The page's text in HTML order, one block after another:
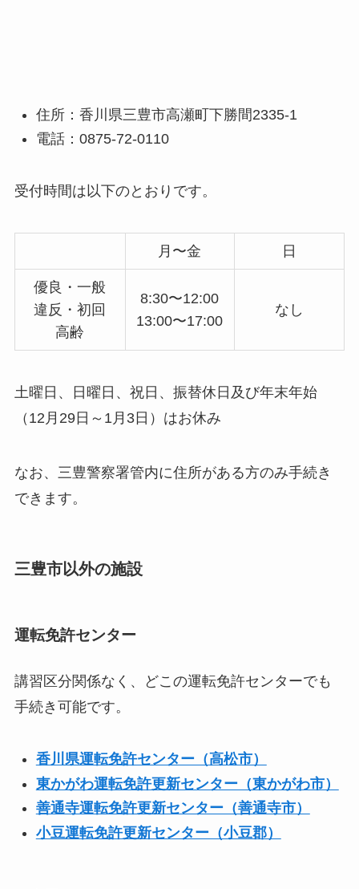
住所：香川県三豊市高瀬町下勝間2335-1
電話：0875-72-0110
受付時間は以下のとおりです。
月〜金 日
優良・一般
違反・初回
高齢
8:30〜12:00
13:00〜17:00
なし
土曜日、日曜日、祝日、振替休日及び年末年始
（12月29日～1月3日）はお休み
なお、三豊警察署管内に住所がある方のみ手続き
できます。
三豊市以外の施設
運転免許センター
講習区分関係なく、どこの運転免許センターでも
手続き可能です。
香川県運転免許センター（高松市）
東かがわ運転免許更新センター（東かがわ市）
善通寺運転免許更新センター（善通寺市）
小豆運転免許更新センター（小豆郡）